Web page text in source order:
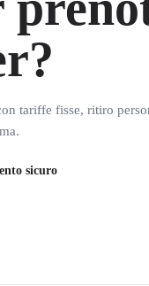
tariffe fisse, ritiro
sicuro